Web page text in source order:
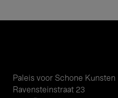
Paleis voor Schone Kunsten
Ravensteinstraat 23